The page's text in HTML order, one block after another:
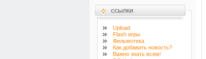
ССЫЛКИ
Upload
Flash игры
Фильмотека
Как добавить новость?
Важно знать всем!